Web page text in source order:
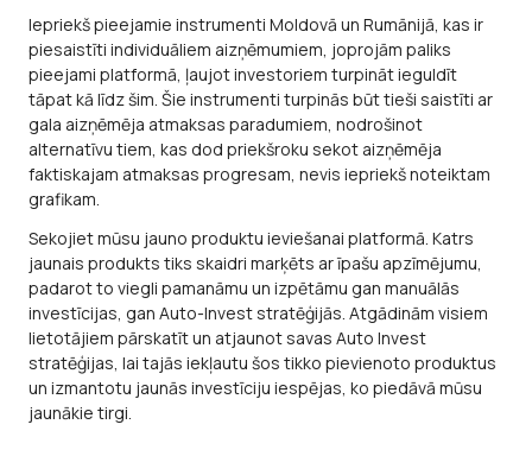
Iepriekš pieejamie instrumenti Moldovā un Rumānijā, kas ir
piesaistīti individuāliem aizņēmumiem, joprojām paliks
pieejami platformā, ļaujot investoriem turpināt ieguldīt
tāpat kā līdz šim. Šie instrumenti turpinās būt tieši saistīti ar
gala aizņēmēja atmaksas paradumiem, nodrošinot
alternatīvu tiem, kas dod priekšroku sekot aizņēmēja
faktiskajam atmaksas progresam, nevis iepriekš noteiktam
grafikam.
Sekojiet mūsu jauno produktu ieviešanai platformā. Katrs
jaunais produkts tiks skaidri marķēts ar īpašu apzīmējumu,
padarot to viegli pamanāmu un izpētāmu gan manuālās
investīcijas, gan Auto-Invest stratēģijās. Atgādinām visiem
lietotājiem pārskatīt un atjaunot savas Auto Invest
stratēģijas, lai tajās iekļautu šos tikko pievienoto produktus
un izmantotu jaunās investīciju iespējas, ko piedāvā mūsu
jaunākie tirgi.